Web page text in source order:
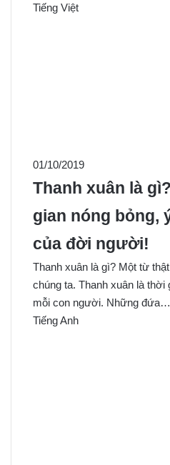
Tiếng Việt
01/10/2019
Thanh xuân là
gian nóng bỏng,
của đời người!
Thanh xuân là gì? Một từ
chúng ta. Thanh xuân là
mỗi con người. Những đứa…
Tiếng Anh